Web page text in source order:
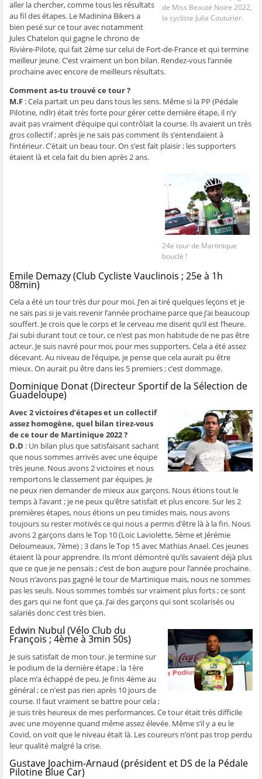
ê
t
r
e
t
r
e
)
ê
t
r
e
)
e
)
f
e
n
e
)
de Miss Beauté Noire 2022,
la cycliste Julia Couturier.
aller la chercher, comme tous les résultats
au fil des étapes. Le Madinina Bikers a
bien pesé sur ce tour avec notamment
Jules Chatelon qui gagne le chrono de
Rivière-Pilote, qui fait 2ème sur celui de Fort-de-France et qui termine
meilleur jeune. C’est vraiment un bon bilan. Rendez-vous l’année
prochaine avec encore de meilleurs résultats.
Comment as-tu trouvé ce tour ?
M.F : Cela partait un peu dans tous les sens. Même si la PP (Pédale
Pilotine, ndlr) était très forte pour gérer cette dernière étape, il n’y
avait pas vraiment d’équipe qui contrôlait la course. Ils avaient un très
gros collectif ; après je ne sais pas comment ils s’entendaient à
l’intérieur. C’était un beau tour. On s’est fait plaisir ; les supporters
étaient là et cela fait du bien après 2 ans.
24e tour de Martinique
bouclé !
Emile Demazy (Club Cycliste Vauclinois ; 25e à 1h
08min)
Cela a été un tour très dur pour moi. J’en ai tiré quelques leçons et je
ne sais pas si je vais revenir l’année prochaine parce que j’ai beaucoup
souffert. Je crois que le corps et le cerveau me disent qu’il est l’heure.
J’ai subi durant tout ce tour, ce n’est pas mon habitude de ne pas être
acteur. Je suis navré pour moi, pour mes supporters. Cela a été assez
décevant. Au niveau de l’équipe, je pense que cela aurait pu être
mieux. On aurait pu être dans les 5 premiers ; c’est dommage.
Dominique Donat (Directeur Sportif de la Sélection de
Guadeloupe)
Avec 2 victoires d’étapes et un collectif
assez homogène, quel bilan tirez-vous
de ce tour de Martinique 2022 ?
D.D : Un bilan plus que satisfaisant sachant
que nous sommes arrivés avec une équipe
très jeune. Nous avons 2 victoires et nous
remportons le classement par équipes. Je
ne peux rien demander de mieux aux garçons. Nous étions tout le
temps à l’avant ; je ne peux qu’être satisfait et plus encore. Sur les 2
premières étapes, nous étions un peu timides mais, nous avons
toujours su rester motivés ce qui nous a permis d’être là à la fin. Nous
avons 2 garçons dans le Top 10 (Loic Laviolette, 5ème et Jérémie
Deloumeaux, 7ème) ; 3 dans le Top 15 avec Mathias Anael. Ces jeunes
étaient là pour apprendre. Ils m’ont démontré qu’ils savaient déjà plus
que ce que je ne pensais ; c’est de bon augure pour l’année prochaine.
Nous n’avons pas gagné le tour de Martinique mais, nous ne sommes
pas les seuls. Nous sommes tombés sur vraiment plus forts ; ce sont
des gars qui ne font que ça. J’ai des garçons qui sont scolarisés ou
salariés donc c’est très bien.
Edwin Nubul (Vélo Club du
François ; 4ème à 3min 50s)
Je suis satisfait de mon tour. Je termine sur
le podium de la dernière étape ; la 1ère
place m’a échappé de peu. Je finis 4ème au
général ; ce n’est pas rien après 10 jours de
course. Il faut vraiment se battre pour cela ;
je suis très heureux de mes performances. Ce tour était très difficile
avec une moyenne quand même assez élevée. Même s’il y a eu le
Covid, on voit que le niveau était là. Les coureurs n’ont pas trop perdu
leur qualité malgré la crise.
Gustave Joachim-Arnaud (président et DS de la Pédale
Pilotine Blue Car)